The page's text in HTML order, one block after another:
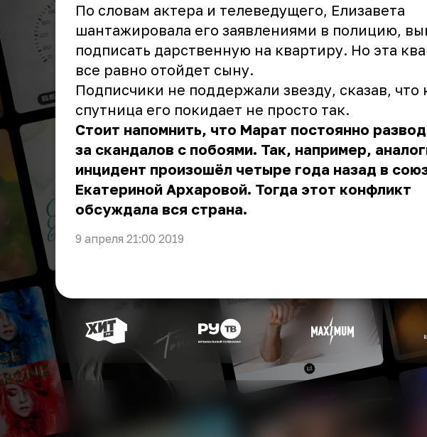
По словам актера и телеведущего, Елизавета
шантажировала его заявлениями в полицию,
подписать дарственную на квартиру. Но эта
все равно отойдет сыну.
Подписчики не поддержали звезду, сказав, что
спутница его покидает не просто так.
Стоит напомнить, что Марат постоянно
за скандалов с побоями. Так, например,
инцидент произошёл четыре года назад в
Екатериной Архаровой. Тогда этот конфликт
обсуждала вся страна.
9 апреля 21:00 2019